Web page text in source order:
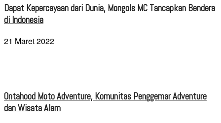
Dapat Kepercayaan dari Dunia, Mongols MC Tancapkan Bendera
di Indonesia
21 Maret 2022
Ontahood Moto Adventure, Komunitas Penggemar Adventure
dan Wisata Alam